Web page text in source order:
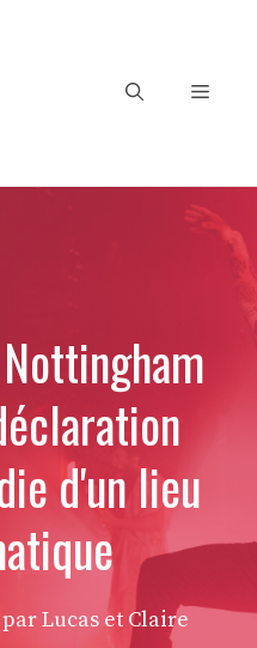
Menu
d'un lieu
par Lucas et Claire